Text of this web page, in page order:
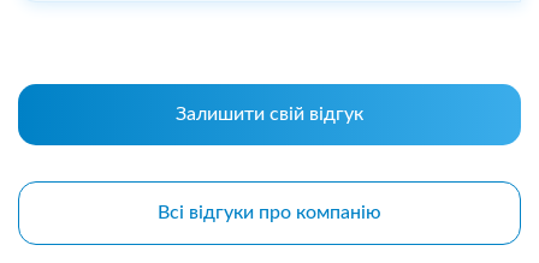
Залишити свій відгук
Всі відгуки про компанію